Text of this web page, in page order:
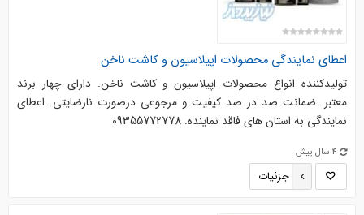
اعطای نمایندگی محصولات اپیلاسیون و کاشت ناخن
تولیدکننده انواع محصولات اپیلاسیون و کاشت ناخن. دارای چهار برند
معتبر. ضمانت صد در صد کیفیت و مرجوعی درصورت نارضایتی. اعطای
نمایندگی به استان های فاقد نماینده. 09355772778
4 سال پیش
جزئیات